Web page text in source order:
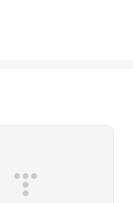
책을 변경 했는
계속해서 비밀번
"소스트리 ..